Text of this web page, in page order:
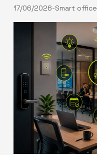
Contato
17/06/2026-Smart office